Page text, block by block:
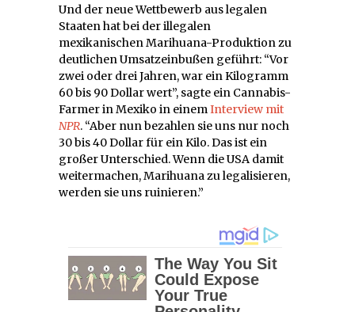
Und der neue Wettbewerb aus legalen
Staaten hat bei der illegalen
mexikanischen Marihuana-Produktion zu
deutlichen Umsatzeinbußen geführt: “Vor
zwei oder drei Jahren, war ein Kilogramm
60 bis 90 Dollar wert”, sagte ein Cannabis-
Farmer in Mexiko in einemInterview mit
NPR. “Aber nun bezahlen sie uns nur noch
30 bis 40 Dollar für ein Kilo. Das ist ein
großer Unterschied. Wenn die USA damit
weitermachen, Marihuana zu legalisieren,
werden sie uns ruinieren.”